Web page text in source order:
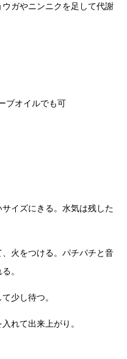
ガやニンニクを足して代謝
オイルでも可
イズにきる。水気は残した
火をつける。パチパチと音
。
少し待つ。
れて出来上がり。